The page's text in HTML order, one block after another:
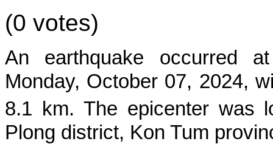
(0 votes)
An earthquake occurred
Monday, October 07, 2024,
8.1 km. The epicenter was
Plong district, Kon Tum